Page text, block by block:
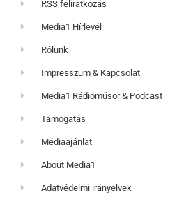
RSS feliratkozás
Media1 Hírlevél
Rólunk
Impresszum & Kapcsolat
Media1 Rádióműsor & Podcast
Támogatás
Médiaajánlat
About Media1
Adatvédelmi irányelvek